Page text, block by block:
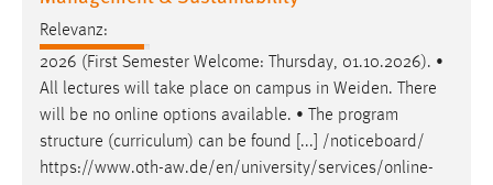
Relevanz:
2026 (First Semester Welcome: Thursday, 01.10.2026). •
All lectures will take place on campus in Weiden. There
will be no online options available. • The program
structure (curriculum) can be found [...] /noticeboard/
https://www.oth-aw.de/en/university/services/online-